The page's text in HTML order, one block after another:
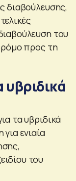
διαβούλευσης,
του
προς τη
τα υβριδικά
ενιαία
του